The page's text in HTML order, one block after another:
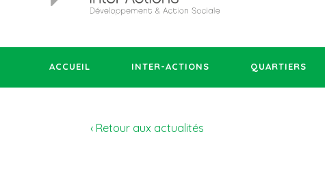
ACCUEIL INTER-ACTIONS QUARTIERS
‹ Retour aux actualités